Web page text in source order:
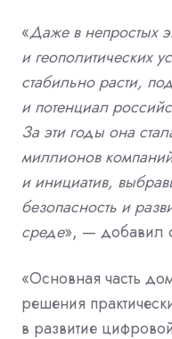
«Даже в непростых
и геополитических
стабильно расти,
и потенциал
За эти годы она
миллионов
и инициатив,
безопасность и
среде», — добавил
«Основная часть
решения
в развитие